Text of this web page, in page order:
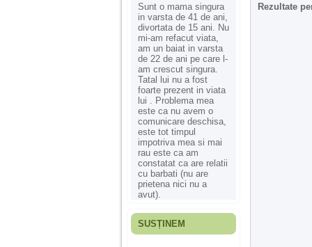
Sunt o mama singura
in varsta de 41 de ani,
divortata de 15 ani. Nu
mi-am refacut viata,
am un baiat in varsta
de 22 de ani pe care l-
am crescut singura.
Tatal lui nu a fost
foarte prezent in viata
lui . Problema mea
este ca nu avem o
comunicare deschisa,
este tot timpul
impotriva mea si mai
rau este ca am
constatat ca are relatii
cu barbati (nu are
prietena nici nu a
avut).
Fiica mea s-a nascut
SUSȚINEM
Rezultate